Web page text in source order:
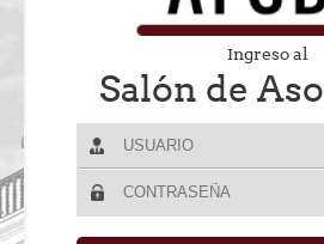
Ingreso al
Salón de